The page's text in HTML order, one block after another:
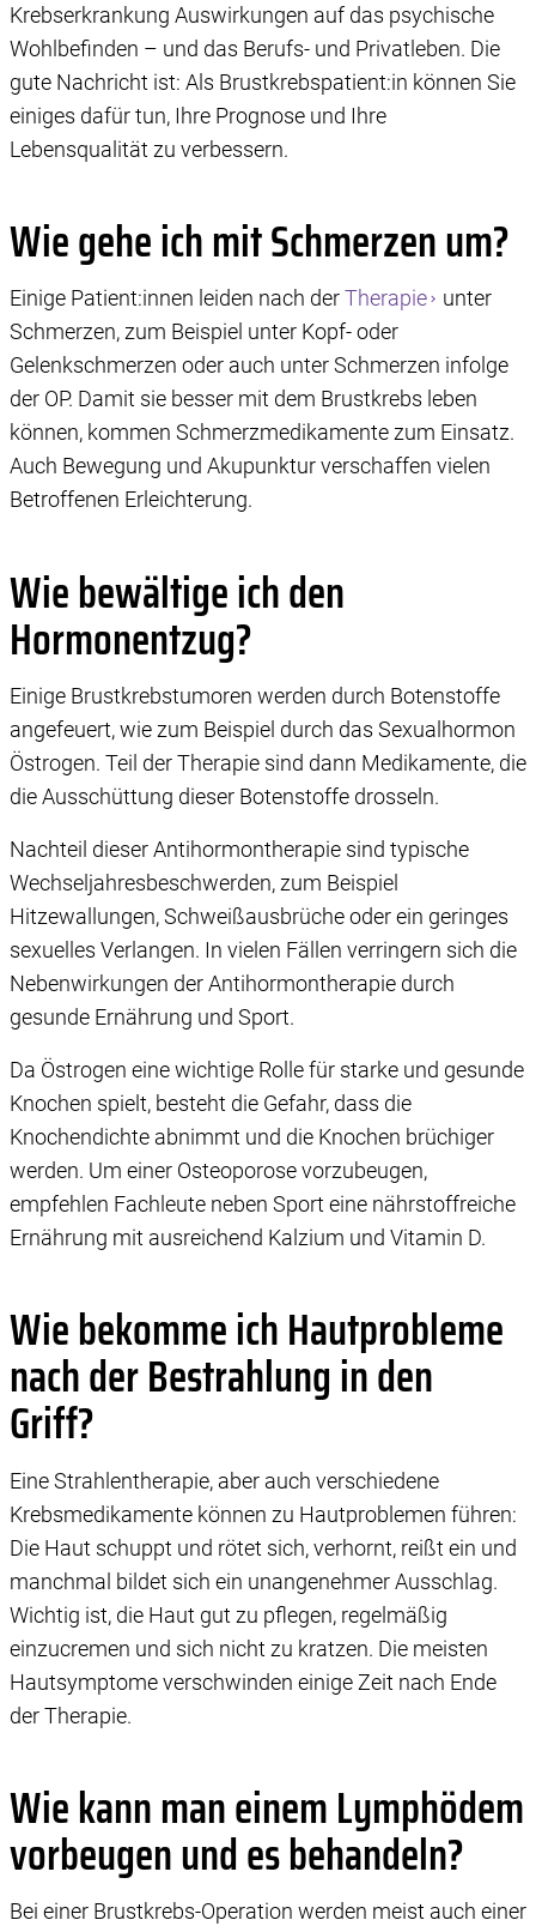
Krebserkrankung Auswirkungen auf das psychische
Wohlbefinden – und das Berufs- und Privatleben. Die
gute Nachricht ist: Als Brustkrebspatient:in können Sie
einiges dafür tun, Ihre Prognose und Ihre
Lebensqualität zu verbessern.
Wie gehe ich mit Schmerzen um?
Einige Patient:innen leiden nach derTherapie
unter
Schmerzen, zum Beispiel unter Kopf- oder
Gelenkschmerzen oder auch unter Schmerzen infolge
der OP. Damit sie besser mit dem Brustkrebs leben
können, kommen Schmerzmedikamente zum Einsatz.
Auch Bewegung und Akupunktur verschaffen vielen
Betroffenen Erleichterung.
Wie bewältige ich den
Hormonentzug?
Einige Brustkrebstumoren werden durch Botenstoffe
angefeuert, wie zum Beispiel durch das Sexualhormon
Östrogen. Teil der Therapie sind dann Medikamente, die
die Ausschüttung dieser Botenstoffe drosseln.
Nachteil dieser Antihormontherapie sind typische
Wechseljahresbeschwerden, zum Beispiel
Hitzewallungen, Schweißausbrüche oder ein geringes
sexuelles Verlangen. In vielen Fällen verringern sich die
Nebenwirkungen der Antihormontherapie durch
gesunde Ernährung und Sport.
Da Östrogen eine wichtige Rolle für starke und gesunde
Knochen spielt, besteht die Gefahr, dass die
Knochendichte abnimmt und die Knochen brüchiger
werden. Um einer Osteoporose vorzubeugen,
empfehlen Fachleute neben Sport eine nährstoffreiche
Ernährung mit ausreichend Kalzium und Vitamin D.
Wie bekomme ich Hautprobleme
nach der Bestrahlung in den
Griff?
Eine Strahlentherapie, aber auch verschiedene
Krebsmedikamente können zu Hautproblemen führen:
Die Haut schuppt und rötet sich, verhornt, reißt ein und
manchmal bildet sich ein unangenehmer Ausschlag.
Wichtig ist, die Haut gut zu pflegen, regelmäßig
einzucremen und sich nicht zu kratzen. Die meisten
Hautsymptome verschwinden einige Zeit nach Ende
der Therapie.
Wie kann man einem Lymphödem
vorbeugen und es behandeln?
Bei einer Brustkrebs-Operation werden meist auch einer